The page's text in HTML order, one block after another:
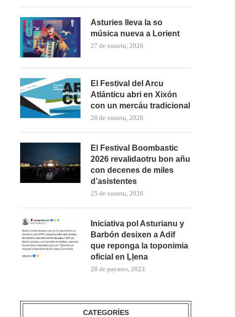
asturiano
mercáu con...
Asturies lleva la so
música nueva a Lorient
27 de xunetu, 2026
El Festival del Arcu
Atlánticu abri en Xixón
con un mercáu tradicional
26 de xunetu, 2026
El Festival Boombastic
2026 revalidaotru bon añu
con decenes de miles
d’asistentes
25 de xunetu, 2026
Iniciativa pol Asturianu y
Barbón desixen a Adif
que reponga la toponimia
oficial en Ḷḷena
28 de payares, 2023
CATEGORÍES